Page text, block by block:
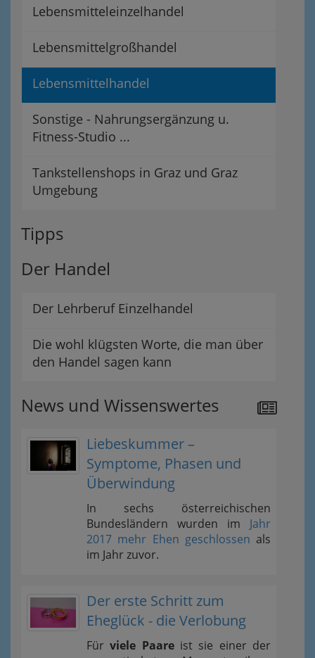
Lebensmitteleinzelhandel
Lebensmittelgroßhandel
Lebensmittelhandel
Sonstige - Nahrungsergänzung u.
Fitness-Studio ...
Tankstellenshops in Graz und Graz
Umgebung
Tipps
Der Handel
Der Lehrberuf Einzelhandel
Die wohl klügsten Worte, die man über
den Handel sagen kann
News und Wissenswertes
Liebeskummer –
Symptome, Phasen und
Überwindung
In sechs österreichischen
Bundesländern wurden im Jahr
2017 mehr Ehen geschlossen als
im Jahr zuvor.
Der erste Schritt zum
Eheglück - die Verlobung
Fürviele Paareist sie einer der